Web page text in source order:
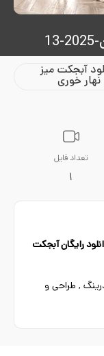
آبجکت میز
نهار خوری
تعداد فایل
1
رایگان آبجکت
, طراحی و